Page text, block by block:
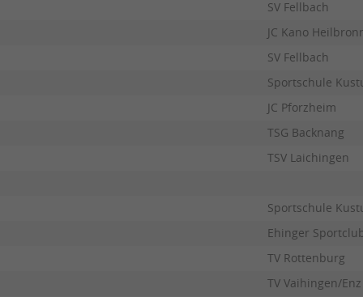
SV Fellbach
JC Kano
SV Fellbach
Sportschule
JC Pforzheim
TSG Backnang
TSV Laichingen
Sportschule
Ehinger
TV Rottenburg
TV Vaihingen/Enz